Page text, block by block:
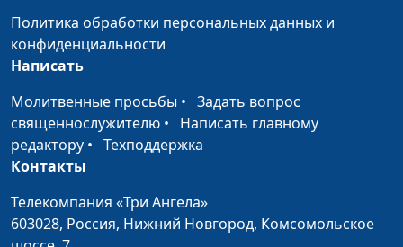
Спасение Божье - для
меня и для тебя
Исцеление по вере Виталий Овчинников
От преступлений и
наркотиков ко Христу
Виталий Овчинников
Я получила работу,
потому что была
Татьяна Быкова
Политика обработки персональных данных и
конфиденциальности
Написать
Молитвенные просьбы • Задать вопрос
священнослужителю • Написать главному
редактору • Техподдержка
Контакты
Телекомпания «Три Ангела»
603028, Россия, Нижний Новгород, Комсомольское